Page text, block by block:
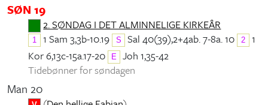
SØN 19
2. SØNDAG I DET ALMINNELIGE KIRKEÅR
1 1 Sam 3,3b-10.19 S Sal 40(39),2+4ab. 7-8a. 10 2
1
Kor 6,13c-15a.17-20
E
Joh 1,35-42
Tidebønner for søndagen
Man 20